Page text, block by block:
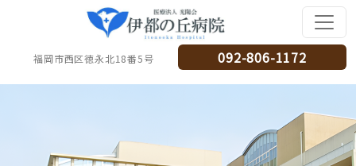
福岡市西区徳永北18番5号 092-806-1172